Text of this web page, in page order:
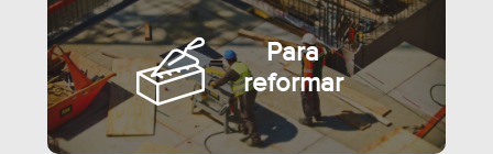
SEMIMOBILIADO
Para
reformar